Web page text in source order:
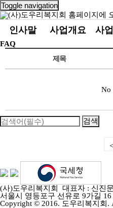
Toggle navigation
인사말 사업개요 사
FAQ
제목
No
(사)도우리복지회 대표자 : 신진
서울시 영등포구 선유로 9가길
Copyright © 2016. 도우리복지회.